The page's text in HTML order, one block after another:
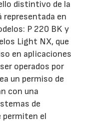
distintivo de la
representada en
P 220 BK y
Light NX, que
en aplicaciones
operados por
un permiso de
con una
de
permiten el